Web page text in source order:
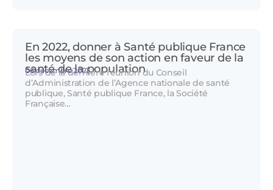
En 2022, donner à Santé publique France
les moyens de son action en faveur de la
santé de la population
06 décembre 2021
Lors de la dernière réunion du Conseil
d’Administration de l’Agence nationale de santé
publique, Santé publique France, la Société
Française…